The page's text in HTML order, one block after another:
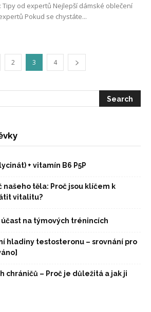
od expertů Nejlepší dámské oblečení
Pokud se chystáte...
2 3 4
+ vitamín B6 P5P
našeho těla: Proč jsou klíčem k
vitalitu?
na týmových trénincích
hladiny testosteronu – srovnání pro
chráničů – Proč je důležitá a jak ji